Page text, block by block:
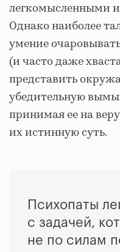
легкомысленными
Однако наиболее
умение
(и часто даже
представить
убедительную
принимая ее на
их истинную суть.
Психопаты
с задачей,
не по силам